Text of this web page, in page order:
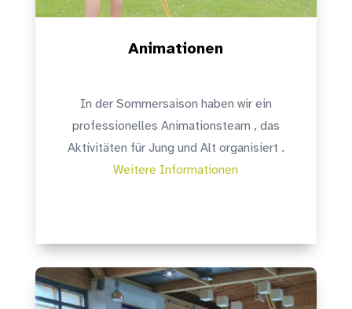
Animationen
In der Sommersaison haben wir ein
professionelles Animationsteam , das
Aktivitäten für Jung und Alt organisiert .
Weitere Informationen